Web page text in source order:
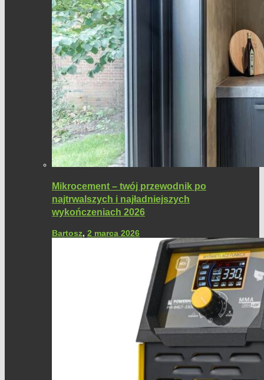
Mikrocement – twój przewodnik po
najtrwalszych i najładniejszych
wykończeniach 2026
Bartosz, 2 marca 2026